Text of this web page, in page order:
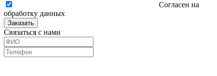
Согласен на
обработку данных
Заказать
Связаться с нами